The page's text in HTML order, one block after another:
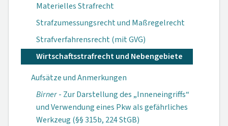
Materielles Strafrecht
Strafzumessungsrecht und Maßregelrecht
Strafverfahrensrecht (mit GVG)
Wirtschaftsstrafrecht und Nebengebiete
Aufsätze und Anmerkungen
Birner- Zur Darstellung des „Inneneingriffs“
und Verwendung eines Pkw als gefährliches
Werkzeug (§§ 315b, 224 StGB)